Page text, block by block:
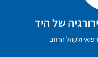
של היד
רפואי ולקהל הרחב